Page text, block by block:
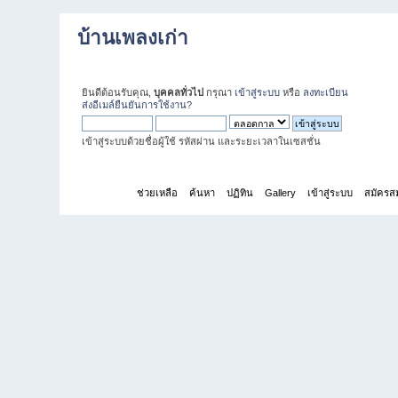
บ้านเพลงเก่า
ยินดีต้อนรับคุณ,บุคคลทั่วไป กรุณา เข้าสู่ระบบ หรือ ลงทะเบียน
ส่งอีเมล์ยืนยันการใช้งาน?
เข้าสู่ระบบด้วยชื่อผู้ใช้ รหัสผ่าน และระยะเวลาในเซสชั่น
ช่วยเหลือ ค้นหา ปฏิทิน Gallery เข้าสู่ระบบ สมัครส